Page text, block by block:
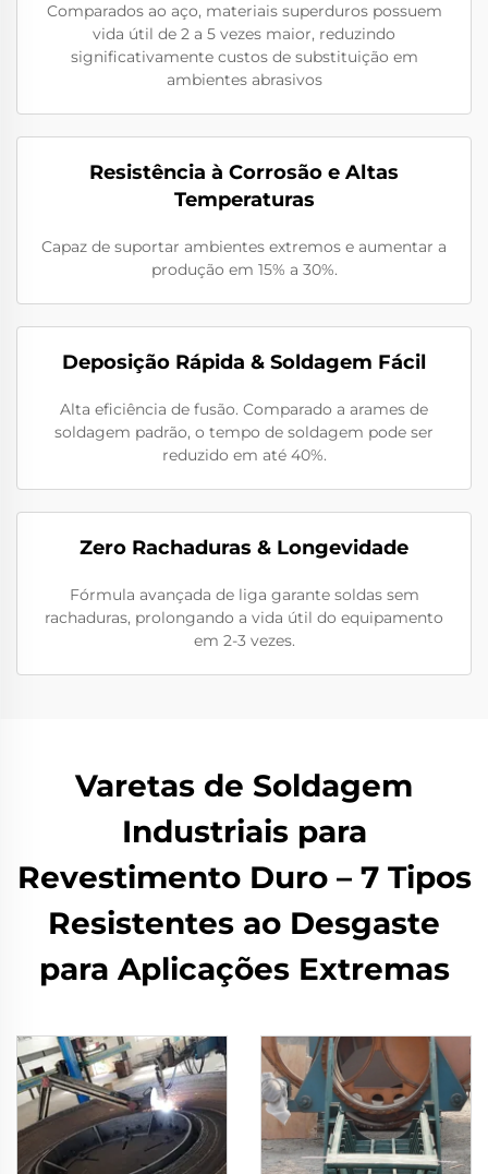
Comparados ao aço, materiais superduros possuem
vida útil de 2 a 5 vezes maior, reduzindo
significativamente custos de substituição em
ambientes abrasivos
Resistência à Corrosão e Altas
Temperaturas
Capaz de suportar ambientes extremos e aumentar a
produção em 15% a 30%.
Deposição Rápida & Soldagem Fácil
Alta eficiência de fusão. Comparado a arames de
soldagem padrão, o tempo de soldagem pode ser
reduzido em até 40%.
Zero Rachaduras & Longevidade
Fórmula avançada de liga garante soldas sem
rachaduras, prolongando a vida útil do equipamento
em 2-3 vezes.
Varetas de Soldagem
Industriais para
Revestimento Duro – 7 Tipos
Resistentes ao Desgaste
para Aplicações Extremas